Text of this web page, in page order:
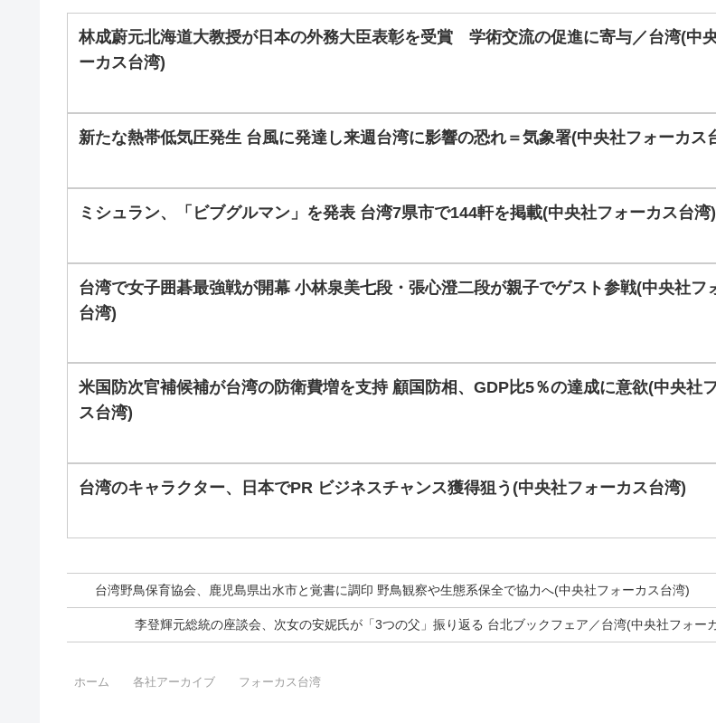
林成蔚元北海道大教授が日本の外務大臣表彰を受賞 学術交流の促進に寄与／台湾(中
ーカス台湾)
新たな熱帯低気圧発生 台風に発達し来週台湾に影響の恐れ＝気象署(中央社フォーカス
ミシュラン、「ビブグルマン」を発表 台湾7県市で144軒を掲載(中央社フォーカス台湾)
台湾で女子囲碁最強戦が開幕 小林泉美七段・張心澄二段が親子でゲスト参戦(中央社フ
台湾)
米国防次官補候補が台湾の防衛費増を支持 顧国防相、GDP比5％の達成に意欲(中央社
ス台湾)
台湾のキャラクター、日本でPR ビジネスチャンス獲得狙う(中央社フォーカス台湾)
台湾野鳥保育協会、鹿児島県出水市と覚書に調印 野鳥観察や生態系保全で協力へ(中央社フォーカス台湾)
李登輝元総統の座談会、次女の安妮氏が「3つの父」振り返る 台北ブックフェア／台湾(中央社フォー
ホーム 各社アーカイブ フォーカス台湾